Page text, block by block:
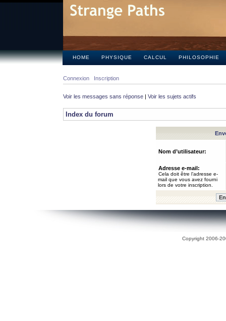
HOME PHYSIQUE CALCUL PHILOSOPHIE
Connexion Inscription
Voir les messages sans réponse | Voir les sujets actifs
Index du forum
Nom d’utilisateur:
Adresse e-mail:
Cela doit être l’adresse e-
mail que vous avez fourni
lors de votre inscription.
Copyright 2006-